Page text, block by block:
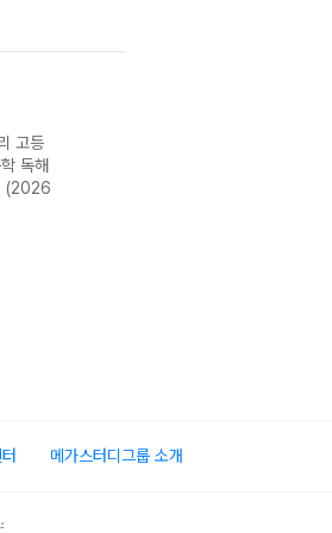
고등
독해
(2026
메가스터디그룹 소개
가입사실 확인